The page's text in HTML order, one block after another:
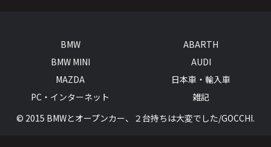
BMW
ABARTH
BMW MINI
AUDI
MAZDA
日本車・輸入車
PC・インターネット
雑記
© 2015 BMWとオープンカー、２台持ちは大変でした/GOCCHI.